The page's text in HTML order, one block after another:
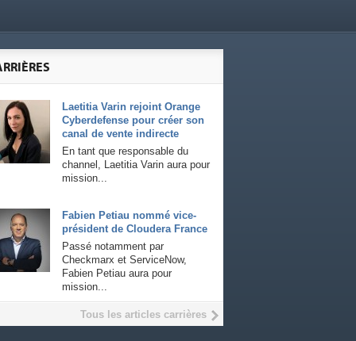
Laetitia Varin rejoint Orange
Cyberdefense pour créer son
canal de vente indirecte
En tant que responsable du
channel, Laetitia Varin aura pour
mission...
Fabien Petiau nommé vice-
président de Cloudera France
Passé notamment par
Checkmarx et ServiceNow,
Fabien Petiau aura pour
mission...
Tous les articles carrières